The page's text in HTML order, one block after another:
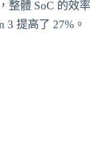
整體 SoC 的效
3 提高了 27%。